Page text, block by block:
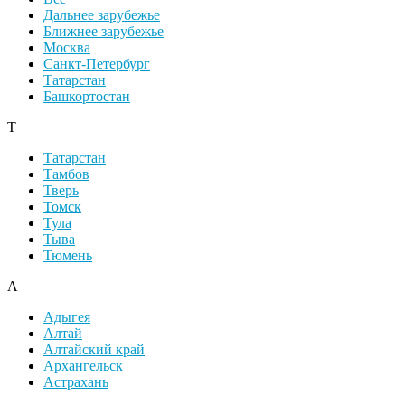
Дальнее зарубежье
Ближнее зарубежье
Москва
Санкт-Петербург
Татарстан
Башкортостан
Т
Татарстан
Тамбов
Тверь
Томск
Тула
Тыва
Тюмень
А
Адыгея
Алтай
Алтайский край
Архангельск
Астрахань